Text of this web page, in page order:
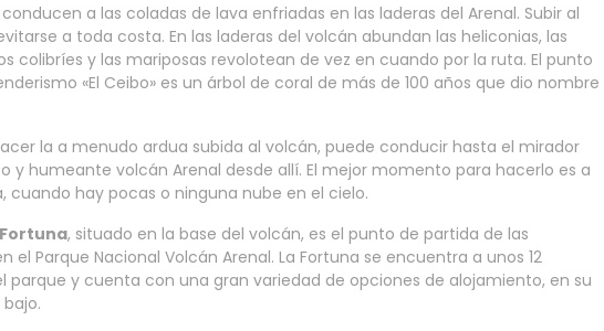
conducen a las coladas de lava enfriadas en las laderas del Arenal. Subir al
a toda costa. En las laderas del volcán abundan las heliconias, las
colibríes y las mariposas revolotean de vez en cuando por la ruta. El punto
«El Ceibo» es un árbol de coral de más de 100 años que dio nombre
la a menudo ardua subida al volcán, puede conducir hasta el mirador
y humeante volcán Arenal desde allí. El mejor momento para hacerlo es a
cuando hay pocas o ninguna nube en el cielo.
, situado en la base del volcán, es el punto de partida de las
el Parque Nacional Volcán Arenal. La Fortuna se encuentra a unos 12
parque y cuenta con una gran variedad de opciones de alojamiento, en su